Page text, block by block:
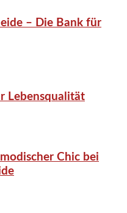
– Die Bank für
Lebensqualität
Chic bei